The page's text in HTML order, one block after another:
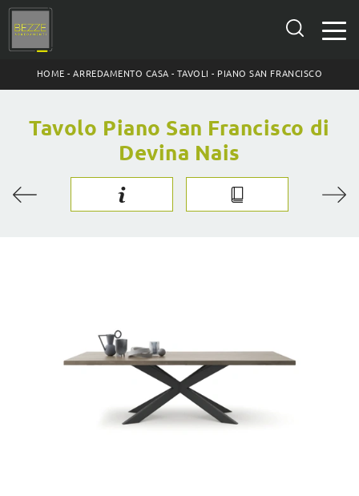
HOME -ARREDAMENTO CASA -TAVOLI - PIANO SAN FRANCISCO
Tavolo Piano San Francisco di
Devina Nais